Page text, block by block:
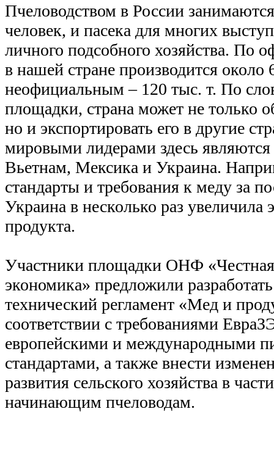
Пчеловодством в России
человек, и пасека для многих
личного подсобного хозяйства. По
в нашей стране производится около
неофициальным – 120 тыс. т. По
площадки, страна может не только
но и экспортировать его в другие
мировыми лидерами здесь
Вьетнам, Мексика и Украина.
стандарты и требования к меду за
Украина в несколько раз увеличила
продукта.
Участники площадки ОНФ
экономика» предложили
технический регламент «Мед и
соответствии с требованиями
европейскими и международными
стандартами, а также внести
развития сельского хозяйства в
начинающим пчеловодам.